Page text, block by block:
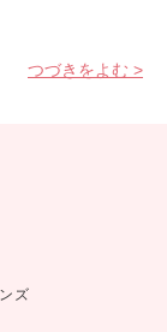
つづきをよむ >
ズ